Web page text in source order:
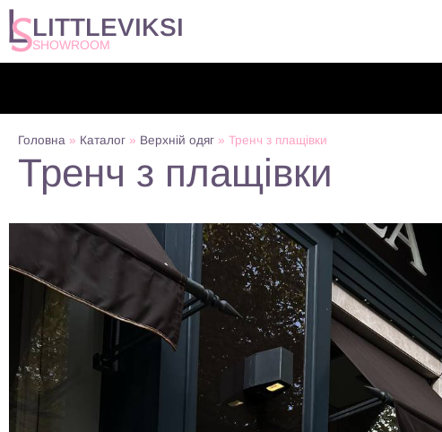
LITTLEVIKSI
SHOWROOM
Головна » Каталог » Верхній одяг » Тренч з плащівки
Тренч з плащівки